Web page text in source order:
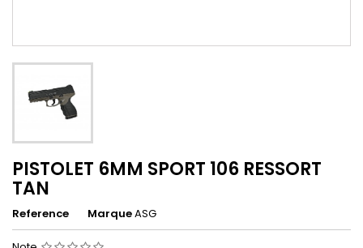
PISTOLET 6MM SPORT 106 RESSORT
TAN
Reference MarqueASG